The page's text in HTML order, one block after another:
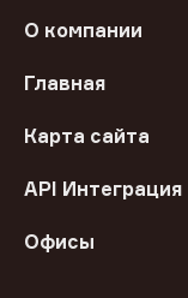
О компании
Главная
Карта сайта
API Интеграция
Офисы